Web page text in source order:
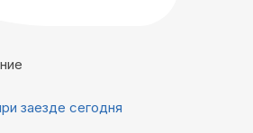
заезде сегодня